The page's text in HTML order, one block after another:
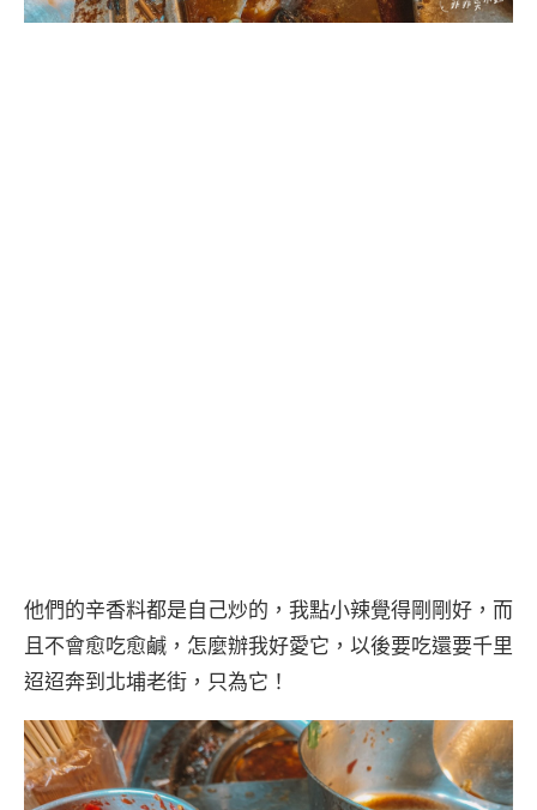
他們的辛香料都是自己炒的，我點小辣覺得剛剛好，而
且不會愈吃愈鹹，怎麼辦我好愛它，以後要吃還要千里
迢迢奔到北埔老街，只為它！